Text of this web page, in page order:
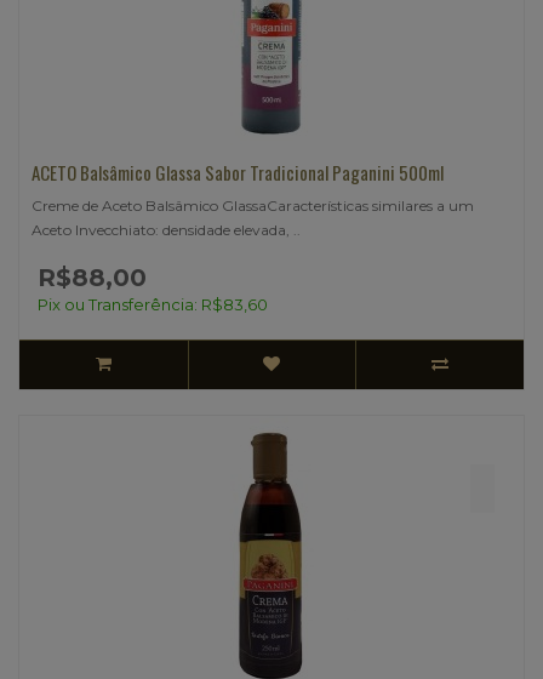
ACETO Balsâmico Glassa Sabor Tradicional Paganini 500ml
Creme de Aceto Balsâmico GlassaCaracterísticas similares a um
Aceto Invecchiato: densidade elevada, ..
R$88,00
Pix ou Transferência: R$83,60